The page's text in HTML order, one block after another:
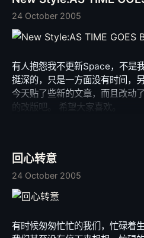
凉。 一个连自己都照顾不好的人
夜的美梦中，我梦见她，紧抓我
诉我，不久将会春暖花开，不久
24 October 2005
有人抱怨我不更新Space，不是
挺深的，只是一方面没有时间，
今天贴了些新的文章，而且改动
的改版吧。 希望大家喜欢。
回心转意
24 October 2005
有时候匆匆忙忙的我们，忙碌着